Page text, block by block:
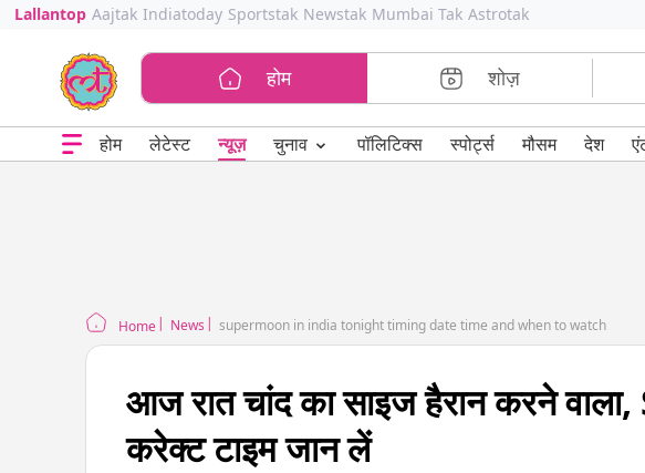
Lallantop Aajtak Indiatoday Sportstak Newstak Mumbai Tak Astrotak
होम शोज़
होम लेटेस्ट न्यूज़ चुनाव ⌄ पॉलिटिक्स स्पोर्ट्स मौसम देश
Home News supermoon in india tonight timing date time and when to watch
आज रात चांद का साइज हैरान करने
करेक्ट टाइम जान लें